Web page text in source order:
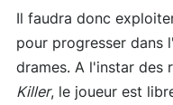
Il faudra donc
pour progresser dans
drames. A l'instar des
Killer, le joueur est